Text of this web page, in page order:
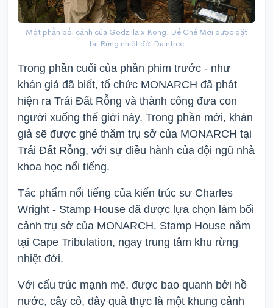
Một phần bối cảnh của Godzilla x Kong: Đế Chế Mới được đặt
tại Rừng nhiệt đới Daintree
Trong phần cuối của phần phim trước - như
khán giả đã biết, tổ chức MONARCH đã phát
hiện ra Trái Đất Rỗng và thành công đưa con
người xuống thế giới này. Trong phần mới, khán
giả sẽ được ghé thăm trụ sở của MONARCH tại
Trái Đất Rỗng, với sự điều hành của đội ngũ nhà
khoa học nổi tiếng.
Tác phẩm nổi tiếng của kiến trúc sư Charles
Wright - Stamp House đã được lựa chọn làm bối
cảnh trụ sở của MONARCH. Stamp House nằm
tại Cape Tribulation, ngay trung tâm khu rừng
nhiệt đới.
Với cấu trúc mạnh mẽ, được bao quanh bởi hồ
nước, cây cỏ, đây quả thực là một khung cảnh